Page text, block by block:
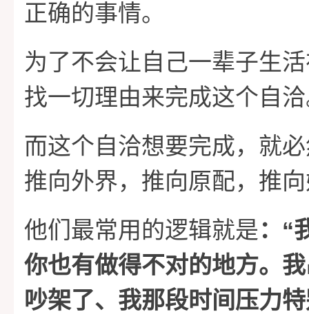
正确的事情。
为了不会让自己一辈子生
找一切理由来完成这个自
而这个自洽想要完成，就
推向外界，推向原配，推
他们最常用的逻辑就是 ： “
你也有做得不对的地方。
吵架了、我那段时间压力